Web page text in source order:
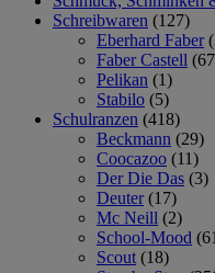
Schreibwaren (127)
Eberhard Faber
Faber Castell
Pelikan (1)
Stabilo (5)
Schulranzen (418)
Beckmann (29)
Coocazoo (11)
Der Die Das (3)
Deuter (17)
Mc Neill (2)
School-Mood
Scout (18)